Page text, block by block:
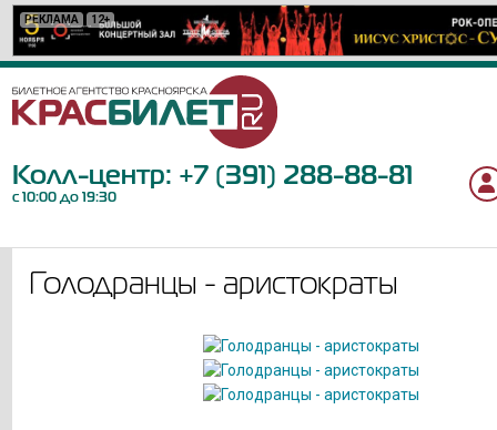
РЕКЛАМА 12+
РЕКЛАМА 12+
РЕКЛАМА 12+
РЕКЛАМА 18+
РЕКЛАМА 6+
РЕКЛАМА 6+
РЕКЛАМА 0+
РЕКЛАМА 12+
РЕКЛАМА 16+
РЕКЛАМА 12+
РЕКЛАМА 6+
РЕКЛАМА 12+
РЕКЛАМА 12+
РЕКЛАМА 6+
РЕКЛАМА 12+
РЕКЛАМА 16+
РЕКЛАМА 6+
РЕКЛАМА 6+
РЕКЛАМА 12+
Колл-центр: +7 (391) 288-88-81
с 10:00 до 19:30
Голодранцы - аристократы